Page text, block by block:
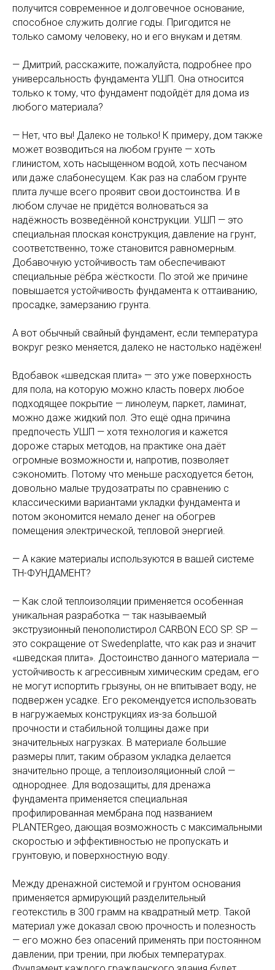
получится современное и долговечное основание,
способное служить долгие годы. Пригодится не
только самому человеку, но и его внукам и детям.
— Дмитрий, расскажите, пожалуйста, подробнее про
универсальность фундамента УШП. Она относится
только к тому, что фундамент подойдёт для дома из
любого материала?
— Нет, что вы! Далеко не только! К примеру, дом также
может возводиться на любом грунте — хоть
глинистом, хоть насыщенном водой, хоть песчаном
или даже слабонесущем. Как раз на слабом грунте
плита лучше всего проявит свои достоинства. И в
любом случае не придётся волноваться за
надёжность возведённой конструкции. УШП — это
специальная плоская конструкция, давление на грунт,
соответственно, тоже становится равномерным.
Добавочную устойчивость там обеспечивают
специальные рёбра жёсткости. По этой же причине
повышается устойчивость фундамента к оттаиванию,
просадке, замерзанию грунта.
А вот обычный свайный фундамент, если температура
вокруг резко меняется, далеко не настолько надёжен!
Вдобавок «шведская плита» — это уже поверхность
для пола, на которую можно класть поверх любое
подходящее покрытие — линолеум, паркет, ламинат,
можно даже жидкий пол. Это ещё одна причина
предпочесть УШП — хотя технология и кажется
дороже старых методов, на практике она даёт
огромные возможности и, напротив, позволяет
сэкономить. Потому что меньше расходуется бетон,
довольно малые трудозатраты по сравнению с
классическими вариантами укладки фундамента и
потом экономится немало денег на обогрев
помещения электрической, тепловой энергией.
— А какие материалы используются в вашей системе
ТН-ФУНДАМЕНТ?
— Как слой теплоизоляции применяется особенная
уникальная разработка — так называемый
экструзионный пенополистирол CARBON ECO SP. SP —
это сокращение от Swedenplatte, что как раз и значит
«шведская плита». Достоинство данного материала —
устойчивость к агрессивным химическим средам, его
не могут испортить грызуны, он не впитывает воду, не
подвержен усадке. Его рекомендуется использовать
в нагружаемых конструкциях из-за большой
прочности и стабильной толщины даже при
значительных нагрузках. В материале большие
размеры плит, таким образом укладка делается
значительно проще, а теплоизоляционный слой —
однороднее. Для водозащиты, для дренажа
фундамента применяется специальная
профилированная мембрана под названием
PLANTERgeo, дающая возможность с максимальными
скоростью и эффективностью не пропускать и
грунтовую, и поверхностную воду.
Между дренажной системой и грунтом основания
применяется армирующий разделительный
геотекстиль в 300 грамм на квадратный метр. Такой
материал уже доказал свою прочность и полезность
— его можно без опасений применять при постоянном
давлении, при трении, при любых температурах.